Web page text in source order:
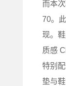
而本
70。
现。
质感
特别
垫与